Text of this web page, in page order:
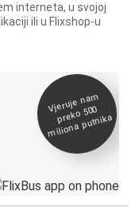
interneta, u svojoj
ili u Flixshop-u
Vjeruje na
m
preko 500
miliona putnika